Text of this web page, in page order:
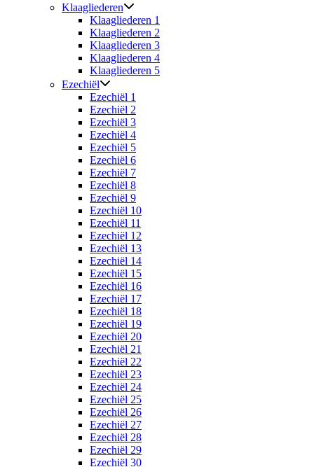
Klaagliederen
Klaagliederen 1
Klaagliederen 2
Klaagliederen 3
Klaagliederen 4
Klaagliederen 5
Ezechiël
Ezechiël 1
Ezechiël 2
Ezechiël 3
Ezechiël 4
Ezechiël 5
Ezechiël 6
Ezechiël 7
Ezechiël 8
Ezechiël 9
Ezechiël 10
Ezechiël 11
Ezechiël 12
Ezechiël 13
Ezechiël 14
Ezechiël 15
Ezechiël 16
Ezechiël 17
Ezechiël 18
Ezechiël 19
Ezechiël 20
Ezechiël 21
Ezechiël 22
Ezechiël 23
Ezechiël 24
Ezechiël 25
Ezechiël 26
Ezechiël 27
Ezechiël 28
Ezechiël 29
Ezechiël 30